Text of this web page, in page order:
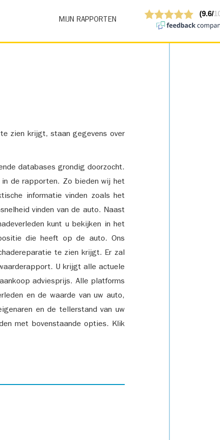
MIJN RAPPORTEN
zien krijgt, staan gegevens over
databases grondig doorzocht.
de rapporten. Zo bieden wij het
informatie vinden zoals het
vinden van de auto. Naast
kunt u bekijken in het
die heeft op de auto. Ons
te zien krijgt. Er zal
U krijgt alle actuele
adviesprijs. Alle platforms
en de waarde van uw auto,
en de tellerstand van uw
met bovenstaande opties. Klik